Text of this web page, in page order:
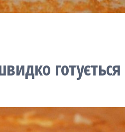
готується